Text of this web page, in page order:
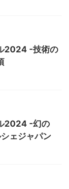
2024 -技術の
2024 -幻の
ェジャパン